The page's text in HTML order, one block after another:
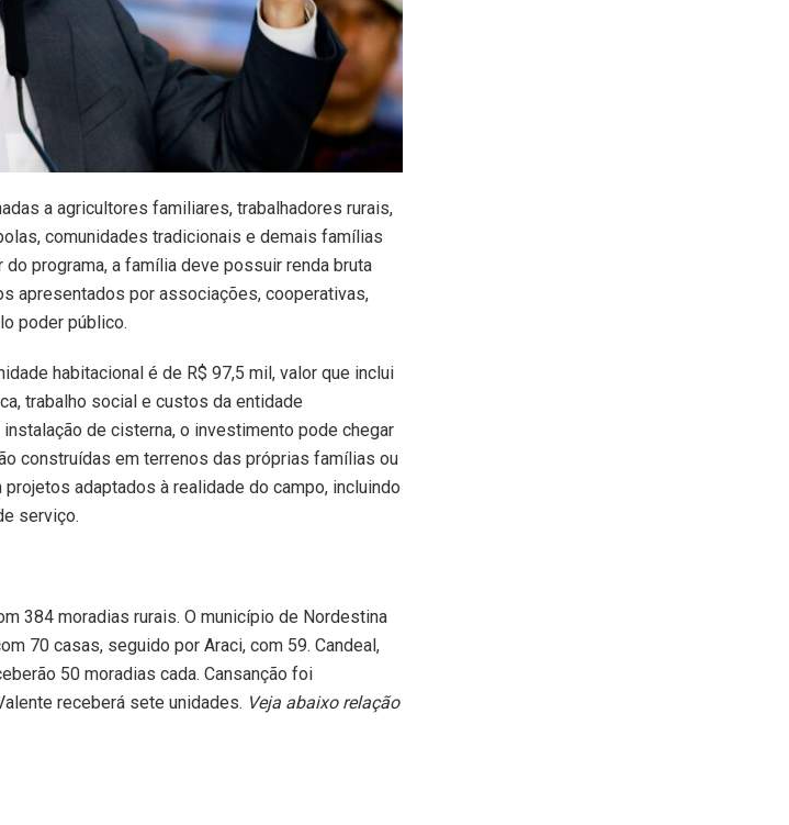
a agricultores familiares, trabalhadores rurais,
comunidades tradicionais e demais famílias
programa, a família deve possuir renda bruta
apresentados por associações, cooperativas,
poder público.
habitacional é de R$ 97,5 mil, valor que inclui
trabalho social e custos da entidade
de cisterna, o investimento pode chegar
construídas em terrenos das próprias famílias ou
adaptados à realidade do campo, incluindo
serviço.
384 moradias rurais. O município de Nordestina
70 casas, seguido por Araci, com 59. Candeal,
50 moradias cada. Cansanção foi
receberá sete unidades. Veja abaixo relação